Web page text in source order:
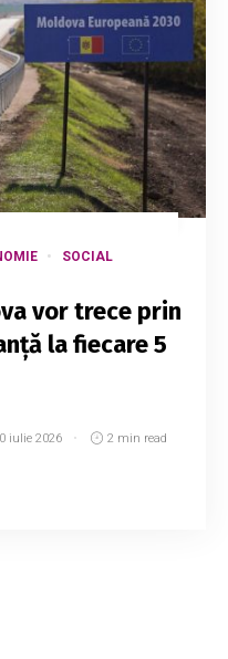
SOCIAL
vor trece prin
la fiecare 5
iulie 2026 2 min read